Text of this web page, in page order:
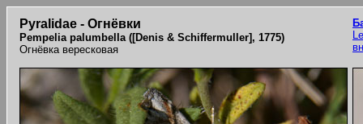
Pyralidae - Огнёвки
Pempelia palumbella ([Denis & Schiffermuller], 1775)
Огнёвка вересковая